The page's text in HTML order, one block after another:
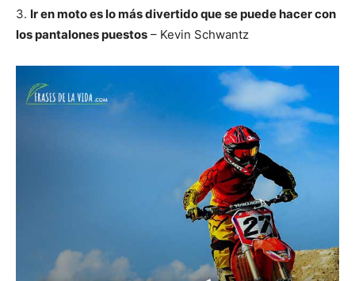
3. Ir en moto es lo más divertido que se puede hacer con
los pantalones puestos – Kevin Schwantz